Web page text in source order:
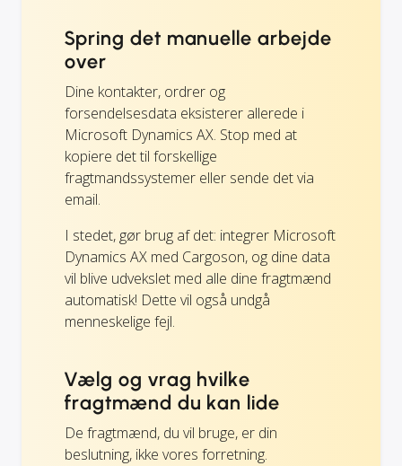
Spring det manuelle arbejde
over
Dine kontakter, ordrer og
forsendelsesdata eksisterer allerede i
Microsoft Dynamics AX. Stop med at
kopiere det til forskellige
fragtmandssystemer eller sende det via
email.
I stedet, gør brug af det: integrer Microsoft
Dynamics AX med Cargoson, og dine data
vil blive udvekslet med alle dine fragtmænd
automatisk! Dette vil også undgå
menneskelige fejl.
Vælg og vrag hvilke
fragtmænd du kan lide
De fragtmænd, du vil bruge, er din
beslutning, ikke vores forretning.